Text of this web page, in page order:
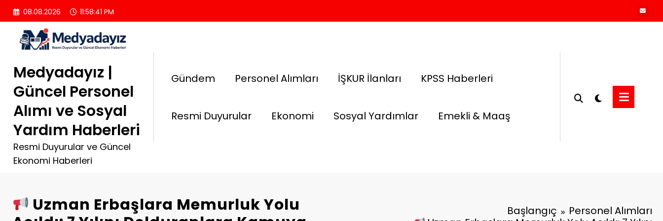
İçeriğe
atla
08.08.2026 11:58:42 PM
Medyadayız |
Güncel Personel
Alımı ve Sosyal
Yardım Haberleri
Resmi Duyurular ve Güncel
Ekonomi Haberleri
Gündem Personel Alımları İŞKUR İlanları KPSS Haberleri
Resmi Duyurular Ekonomi Sosyal Yardımlar Emekli & Maaş
Uzman Erbaşlara Memurluk Yolu
Başlangıç
Personel Alımları